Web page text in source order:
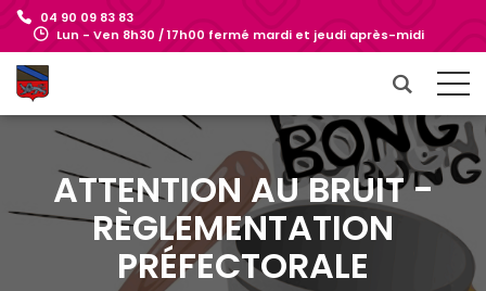
04 90 09 83 83
Lun - Ven 8h30 / 17h00 fermé mardi et jeudi après-midi
ATTENTION AU BRUIT -
RÈGLEMENTATION
PRÉFECTORALE